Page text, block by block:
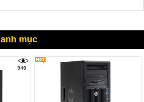
mục
940